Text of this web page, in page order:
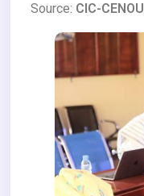
Source: CIC-CENOU